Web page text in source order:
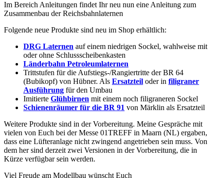
Im Bereich Anleitungen findet Ihr neu nun eine Anleitung zum
Zusammenbau der Reichsbahnlaternen
Folgende neue Produkte sind neu im Shop erhältlich:
DRG Laternen auf einem niedrigen Sockel, wahlweise mit
oder ohne Schlussscheibenkasten
Länderbahn Petroleumlaternen
Trittstufen für die Aufstiegs-/Rangiertritte der BR 64
(Bubikopf) von Hübner. Als Ersatzteil oder in filigraner
Ausführung für den Umbau
Imitierte Glühbirnen mit einem noch filigraneren Sockel
Schienenräumer für die BR 91 von Märklin als Ersatzteil
Weitere Produkte sind in der Vorbereitung. Meine Gespräche mit
vielen von Euch bei der Messe 01TREFF in Maarn (NL) ergaben,
dass eine Lüfteranlage nicht zwingend angetrieben sein muss. Von
dem her sind derzeit zwei Versionen in der Vorbereitung, die in
Kürze verfügbar sein werden.
Viel Freude am Modellbau wünscht Euch